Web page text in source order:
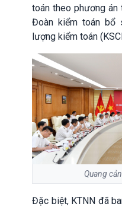
toán theo phương
Đoàn kiểm toán bổ
lượng kiểm toán
Quang
Đặc biệt, KTNN đã